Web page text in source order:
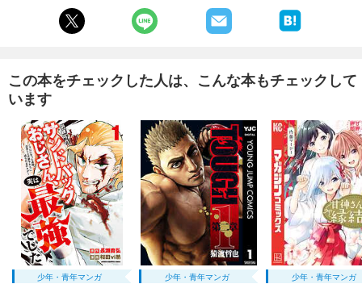
あらすじを表示する
540円 (税込)
試し読み
あらすじを表示する
まんだら屋の良太 愛蔵版 40
540円 (税込)
完結
カート
試し読み
あらすじを表示する
この本をチェックした人は、こんな本もチェックして
います
少年・青年マンガ 少年・青年マンガ 少年・青年マンガ